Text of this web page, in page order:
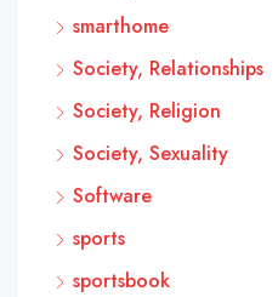
smarthome
Society, Relationships
Society, Religion
Society, Sexuality
Software
sports
sportsbook